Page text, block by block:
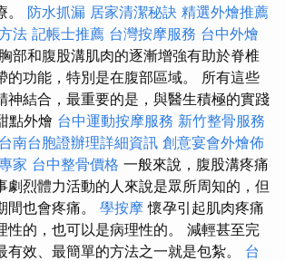
。 防水抓漏 居家清潔秘訣 精選外燴推薦
法 記帳士推薦 台灣按摩服務 台中外燴
部和腹股溝肌肉的逐漸增強有助於脊椎
的功能，特別是在腹部區域。 所有這些
神結合，最重要的是，與醫生積極的實踐
點外燴 台中運動按摩服務 新竹整骨服務
台南台胞證辦理詳細資訊 創意宴會外燴佈
家 台中整骨價格 一般來說，腹股溝疼痛
劇烈體力活動的人來說是眾所周知的，但
間也會疼痛。 學按摩 懷孕引起肌肉疼痛
性的，也可以是病理性的。 減輕甚至完
有效、最簡單的方法之一就是包紮。 台